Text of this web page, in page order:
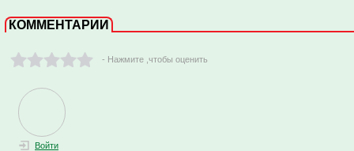
КОММЕНТАРИИ
- Нажмите ,чтобы оценить
Войти